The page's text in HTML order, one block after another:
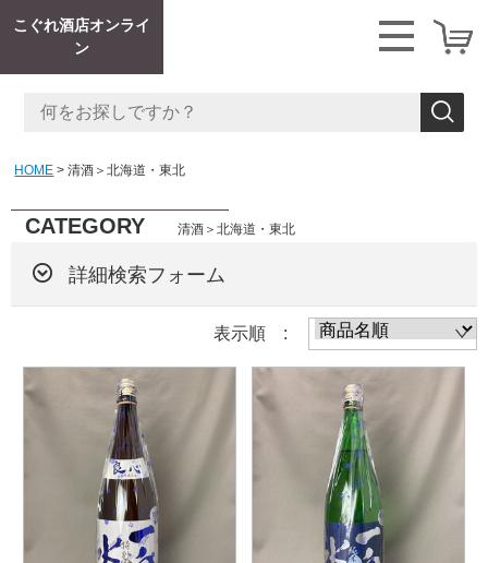
こぐれ酒店オンライ
ン
HOME 清酒＞北海道・東北
CATEGORY 清酒＞北海道・東北
詳細検索フォーム
表示順 :